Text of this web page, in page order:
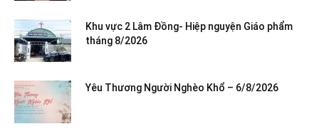
Khu vực 2 Lâm Đồng- Hiệp nguyện Giáo phẩm
tháng 8/2026
Yêu Thương Người Nghèo Khổ – 6/8/2026